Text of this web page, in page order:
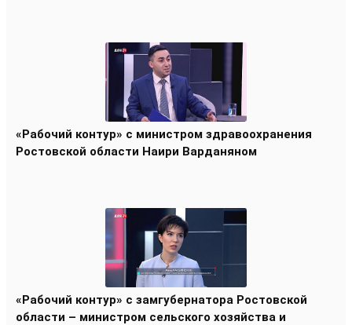
«Рабочий контур» с министром здравоохранения
Ростовской области Наири Варданяном
«Рабочий контур» с замгубернатора Ростовской
области – министром сельского хозяйства и